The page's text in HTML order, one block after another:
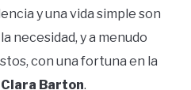
y una vida simple son
necesidad, y a menudo
con una fortuna en la
Clara Barton.